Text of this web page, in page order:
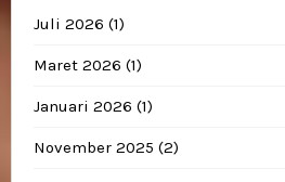
Juli 2026 (1)
Maret 2026 (1)
Januari 2026 (1)
November 2025 (2)